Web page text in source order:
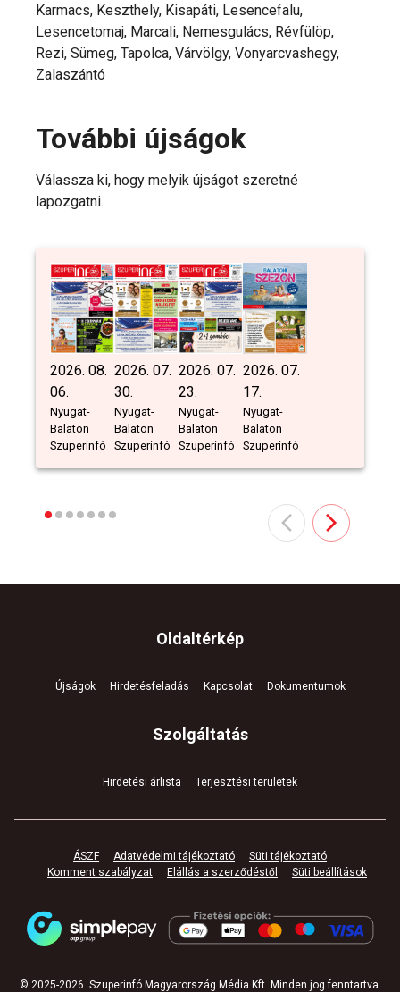
Karmacs, Keszthely, Kisapáti, Lesencefalu,
Lesencetomaj, Marcali, Nemesgulács, Révfülöp,
Rezi, Sümeg, Tapolca, Várvölgy, Vonyarcvashegy,
Zalaszántó
További újságok
Válassza ki, hogy melyik újságot szeretné
lapozgatni.
2026. 08.
06.
Nyugat-
Balaton
Szuperinfó
2026. 07.
30.
Nyugat-
Balaton
Szuperinfó
2026. 07.
23.
Nyugat-
Balaton
Szuperinfó
2026. 07.
17.
Nyugat-
Balaton
Szuperinfó
Szolgáltatás
Hirdetési árlista Terjesztési területek
Oldaltérkép
Újságok Hirdetésfeladás Kapcsolat Dokumentumok
ÁSZF Adatvédelmi tájékoztató
Süti tájékoztató
Komment szabályzat
Elállás a szerződéstől Süti beállítások
© 2025-2026. Szuperinfó Magyarország Média Kft. Minden jog fenntartva.